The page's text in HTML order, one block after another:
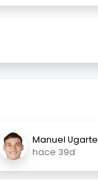
Manuel Ugarte
hace 39d